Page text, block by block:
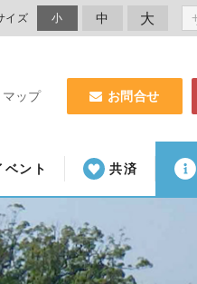
イズ 小 中 大
ップ お問合せ
ベント 共済